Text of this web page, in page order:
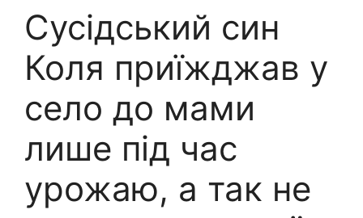
Сусідський син
Коля приїжджав у
село до мами
лише під час
урожаю, а так не